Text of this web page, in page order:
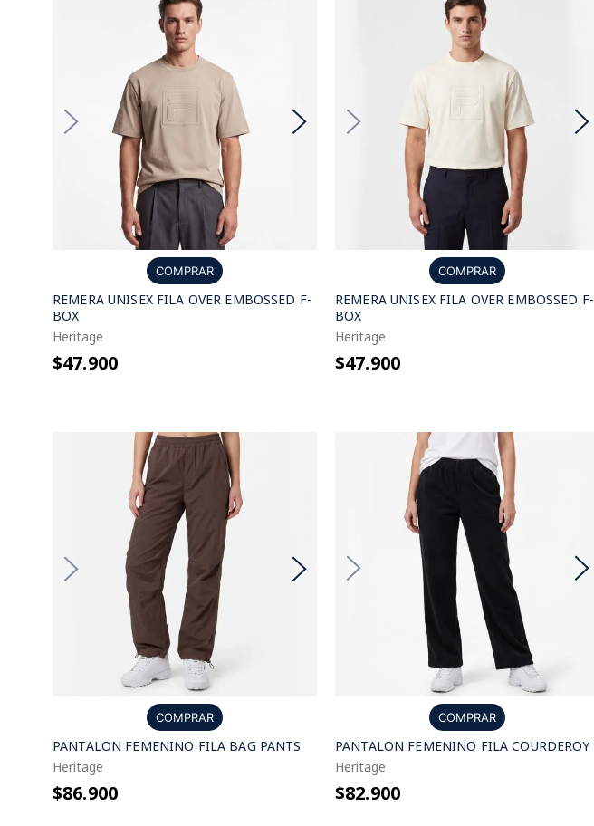
COMPRAR
REMERA UNISEX FILA OVER EMBOSSED F-
BOX
Heritage
$47.900
COMPRAR
REMERA UNISEX FILA OVER EMBOSSED F-
BOX
Heritage
$47.900
COMPRAR
PANTALON FEMENINO FILA BAG PANTS
Heritage
$86.900
COMPRAR
PANTALON FEMENINO FILA COURDEROY
Heritage
$82.900